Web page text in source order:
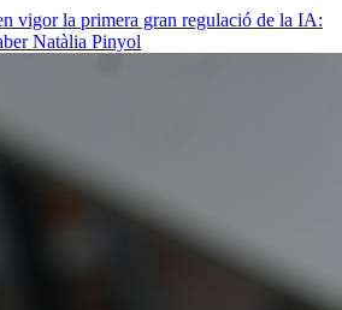
vigor la primera gran regulació de la IA:
Natàlia Pinyol